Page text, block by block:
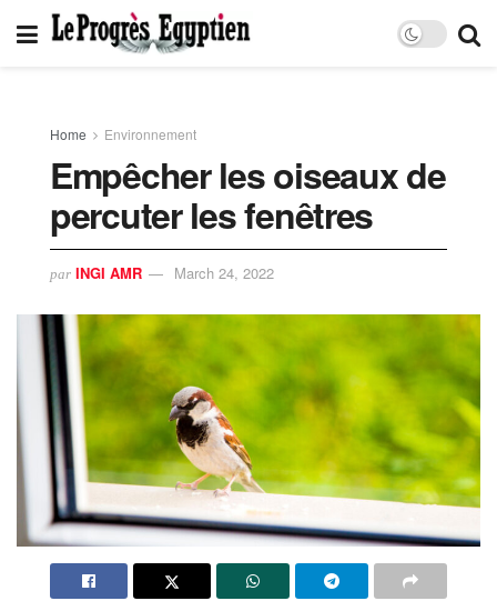
Home Environnement
Empêcher les oiseaux de
percuter les fenêtres
par INGI AMR March 24, 2022